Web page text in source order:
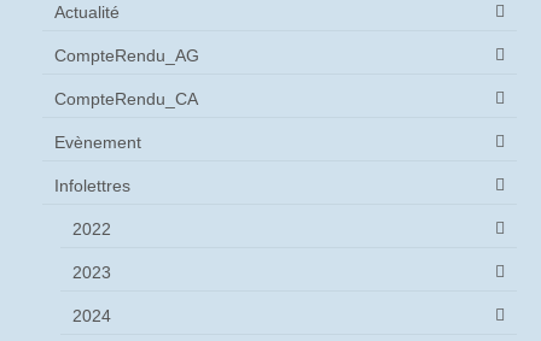
Causeries sur les origines de Trixell
Actualité
CompteRendu_AG
CompteRendu_CA
Evènement
Infolettres
2022
2023
2024